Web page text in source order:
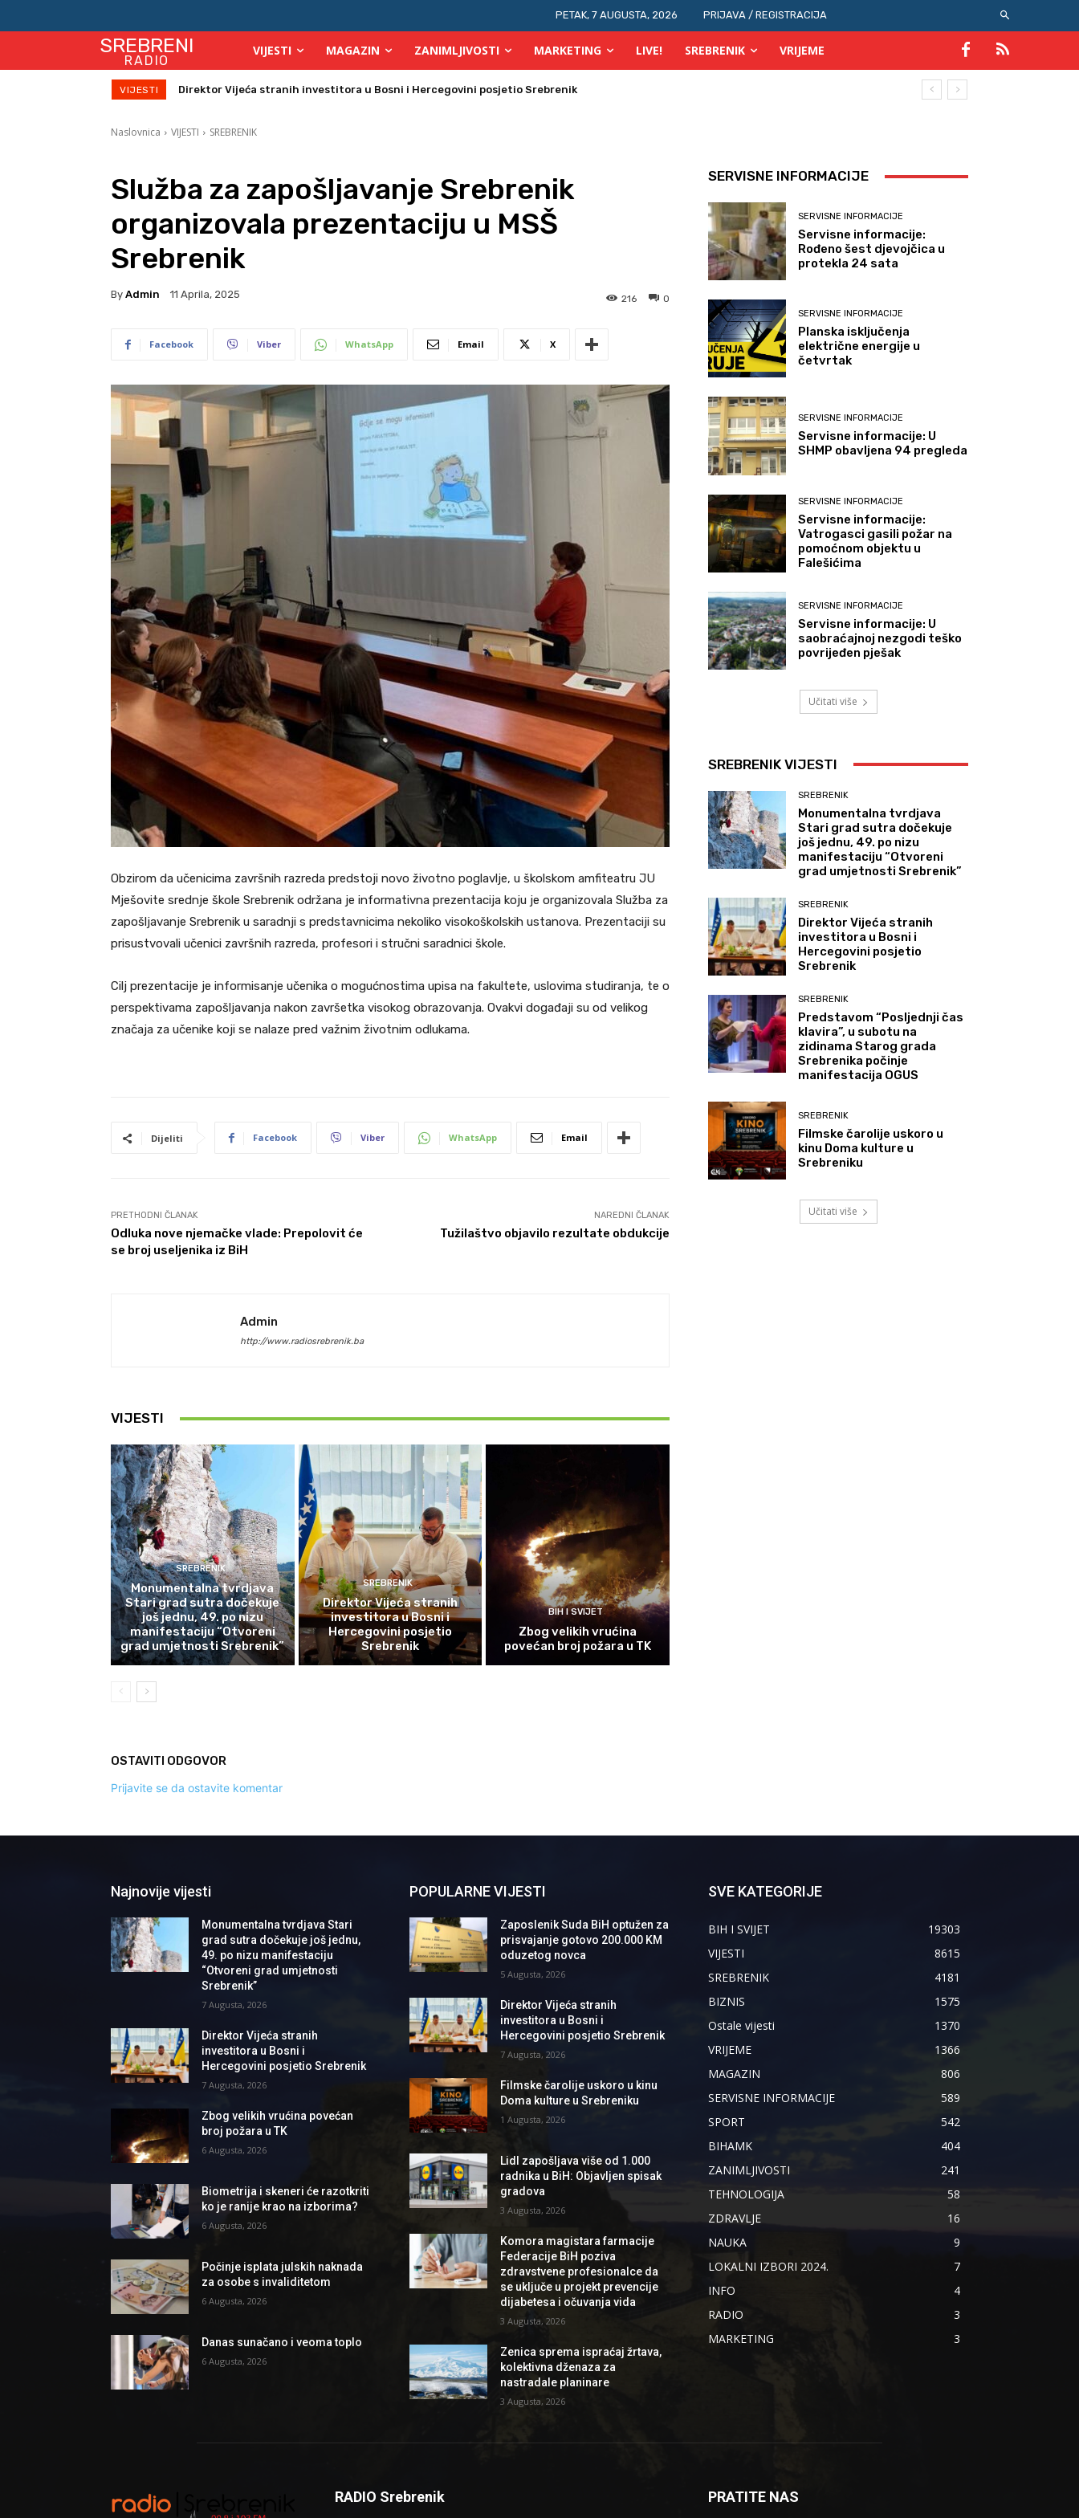
PETAK, 7 AUGUSTA, 2026 PRIJAVA / REGISTRACIJA
SREBRENI
RADIO
VIJESTI MAGAZIN ZANIMLJIVOSTI MARKETING LIVE! SREBRENIK VRIJEME
VIJESTI Zbog velikih vrućina povećan broj požara u TK
Naslovnica VIJESTI SREBRENIK
Služba za zapošljavanje Srebrenik
organizovala prezentaciju u MSŠ
Srebrenik
By Admin 11 Aprila, 2025 0
216
Facebook Viber WhatsApp Email X
Obzirom da učenicima završnih razreda predstoji novo životno poglavlje, u školskom amfiteatru JU
Mješovite srednje škole Srebrenik održana je informativna prezentacija koju je organizovala Služba za
zapošljavanje Srebrenik u saradnji s predstavnicima nekoliko visokoškolskih ustanova. Prezentaciji su
prisustvovali učenici završnih razreda, profesori i stručni saradnici škole.
Cilj prezentacije je informisanje učenika o mogućnostima upisa na fakultete, uslovima studiranja, te o
perspektivama zapošljavanja nakon završetka visokog obrazovanja. Ovakvi događaji su od velikog
značaja za učenike koji se nalaze pred važnim životnim odlukama.
Dijeliti Facebook Viber WhatsApp Email
PRETHODNI ČLANAK
Odluka nove njemačke vlade: Prepolovit će
se broj useljenika iz BiH
NAREDNI ČLANAK
Tužilaštvo objavilo rezultate obdukcije
Admin
http://www.radiosrebrenik.ba
VIJESTI
SREBRENIK
Monumentalna tvrdjava
Stari grad sutra dočekuje
još jednu, 49. po nizu
manifestaciju “Otvoreni
grad umjetnosti Srebrenik”
SREBRENIK
Direktor Vijeća stranih
investitora u Bosni i
Hercegovini posjetio
Srebrenik
BIH I SVIJET
Zbog velikih vrućina
povećan broj požara u TK
OSTAVITI ODGOVOR
Prijavite se da ostavite komentar
SERVISNE INFORMACIJE
SERVISNE INFORMACIJE
Servisne informacije:
Rođeno šest djevojčica u
protekla 24 sata
SERVISNE INFORMACIJE
Planska isključenja
električne energije u
četvrtak
SERVISNE INFORMACIJE
Servisne informacije: U
SHMP obavljena 94 pregleda
SERVISNE INFORMACIJE
Servisne informacije:
Vatrogasci gasili požar na
pomoćnom objektu u
Falešićima
SERVISNE INFORMACIJE
Servisne informacije: U
saobraćajnoj nezgodi teško
povrijeđen pješak
Učitati više
SREBRENIK VIJESTI
SREBRENIK
Monumentalna tvrdjava
Stari grad sutra dočekuje
još jednu, 49. po nizu
manifestaciju “Otvoreni
grad umjetnosti Srebrenik”
SREBRENIK
Direktor Vijeća stranih
investitora u Bosni i
Hercegovini posjetio
Srebrenik
SREBRENIK
Predstavom “Posljednji čas
klavira”, u subotu na
zidinama Starog grada
Srebrenika počinje
manifestacija OGUS
SREBRENIK
Filmske čarolije uskoro u
kinu Doma kulture u
Srebreniku
Učitati više
Najnovije vijesti
Monumentalna tvrdjava Stari
grad sutra dočekuje još jednu,
49. po nizu manifestaciju
“Otvoreni grad umjetnosti
Srebrenik”
7 Augusta, 2026
Direktor Vijeća stranih
investitora u Bosni i
Hercegovini posjetio Srebrenik
7 Augusta, 2026
Zbog velikih vrućina povećan
broj požara u TK
6 Augusta, 2026
Biometrija i skeneri će razotkriti
ko je ranije krao na izborima?
6 Augusta, 2026
Počinje isplata julskih naknada
za osobe s invaliditetom
6 Augusta, 2026
Danas sunačano i veoma toplo
6 Augusta, 2026
POPULARNE VIJESTI
Zaposlenik Suda BiH optužen za
prisvajanje gotovo 200.000 KM
oduzetog novca
5 Augusta, 2026
Direktor Vijeća stranih
investitora u Bosni i
Hercegovini posjetio Srebrenik
7 Augusta, 2026
Filmske čarolije uskoro u kinu
Doma kulture u Srebreniku
1 Augusta, 2026
Lidl zapošljava više od 1.000
radnika u BiH: Objavljen spisak
gradova
3 Augusta, 2026
Komora magistara farmacije
Federacije BiH poziva
zdravstvene profesionalce da
se uključe u projekt prevencije
dijabetesa i očuvanja vida
3 Augusta, 2026
Zenica sprema ispraćaj žrtava,
kolektivna dženaza za
nastradale planinare
3 Augusta, 2026
SVE KATEGORIJE
BIH I SVIJET
19303
VIJESTI
8615
SREBRENIK
4181
BIZNIS
1575
Ostale vijesti
1370
VRIJEME
1366
MAGAZIN
806
SERVISNE INFORMACIJE
589
SPORT
542
BIHAMK
404
ZANIMLJIVOSTI
241
TEHNOLOGIJA
58
ZDRAVLJE
16
NAUKA
9
LOKALNI IZBORI 2024.
7
INFO
4
RADIO
3
MARKETING
3
RADIO Srebrenik PRATITE NAS